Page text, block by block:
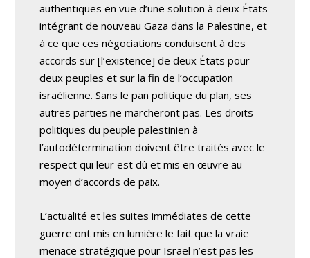
authentiques en vue d’une solution à deux États
intégrant de nouveau Gaza dans la Palestine, et
à ce que ces négociations conduisent à des
accords sur [l’existence] de deux États pour
deux peuples et sur la fin de l’occupation
israélienne. Sans le pan politique du plan, ses
autres parties ne marcheront pas. Les droits
politiques du peuple palestinien à
l’autodétermination doivent être traités avec le
respect qui leur est dû et mis en œuvre au
moyen d’accords de paix.
L’actualité et les suites immédiates de cette
guerre ont mis en lumière le fait que la vraie
menace stratégique pour Israël n’est pas les